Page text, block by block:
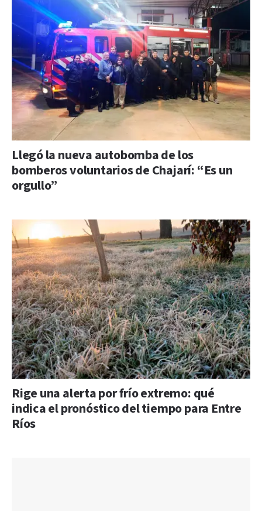
Llegó la nueva autobomba de los
bomberos voluntarios de Chajarí: “Es un
orgullo”
Rige una alerta por frío extremo: qué
indica el pronóstico del tiempo para Entre
Ríos